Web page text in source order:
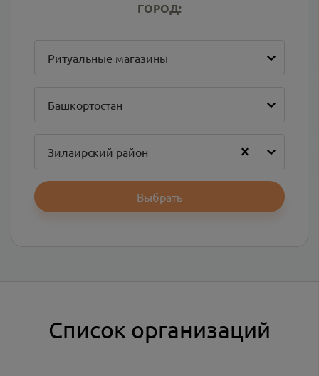
ГОРОД:
Ритуальные магазины
Башкортостан
Зилаирский район
Выбрать
Список организаций